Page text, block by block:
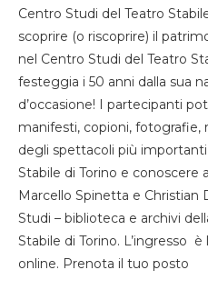
Centro Studi del Teatro
scoprire (o riscoprire) il
nel Centro Studi del Teatro
festeggia i 50 anni dalla sua
d’occasione! I partecipanti
manifesti, copioni, fotografie,
degli spettacoli più
Stabile di Torino e conoscere
Marcello Spinetta e Christian
Studi – biblioteca e archivi
Stabile di Torino. L’ingresso
online. Prenota il tuo posto